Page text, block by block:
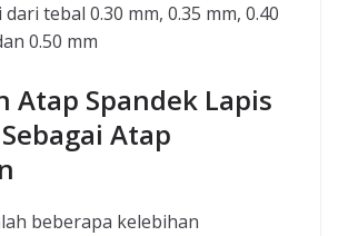
tebal 0.30 mm, 0.35 mm, 0.40
0.50 mm
Atap Spandek Lapis
Atap
beberapa kelebihan